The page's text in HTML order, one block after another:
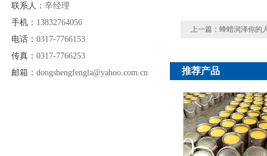
联系人： 辛经理
手机： 13832764056
电话： 0317-7766153
传真： 0317-7766253
邮箱： dongshengfengla@yahoo.com.cn
上一篇：蜂蜡润泽你的
推荐产品